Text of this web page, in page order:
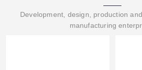
Development, design, production
manufacturing